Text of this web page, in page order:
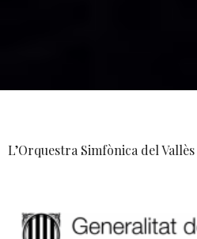
L’Orquestra Simfònica del